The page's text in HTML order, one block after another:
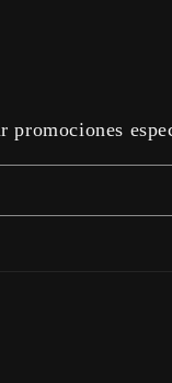
promociones